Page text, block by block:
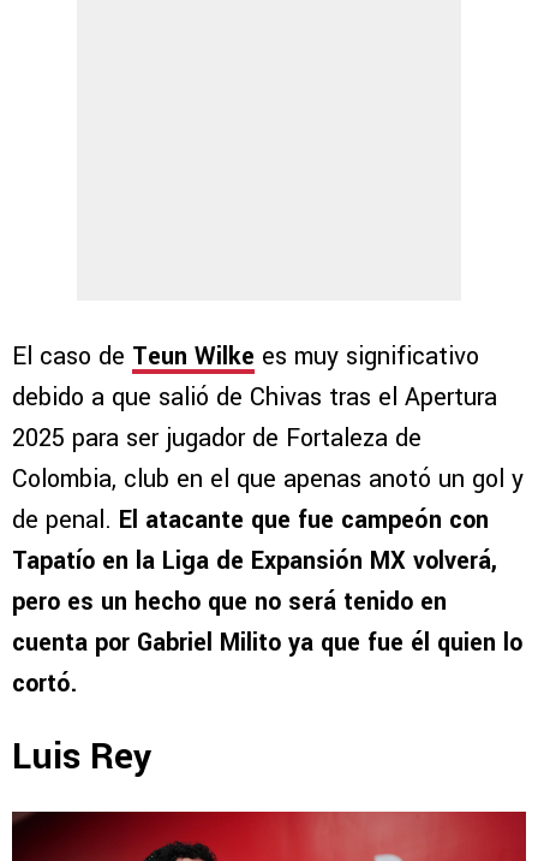
El caso de Teun Wilke es muy significativo
debido a que salió de Chivas tras el Apertura
2025 para ser jugador de Fortaleza de
Colombia, club en el que apenas anotó un gol y
de penal. El atacante que fue campeón con
Tapatío en la Liga de Expansión MX volverá,
pero es un hecho que no será tenido en
cuenta por Gabriel Milito ya que fue él quien lo
cortó.
Luis Rey